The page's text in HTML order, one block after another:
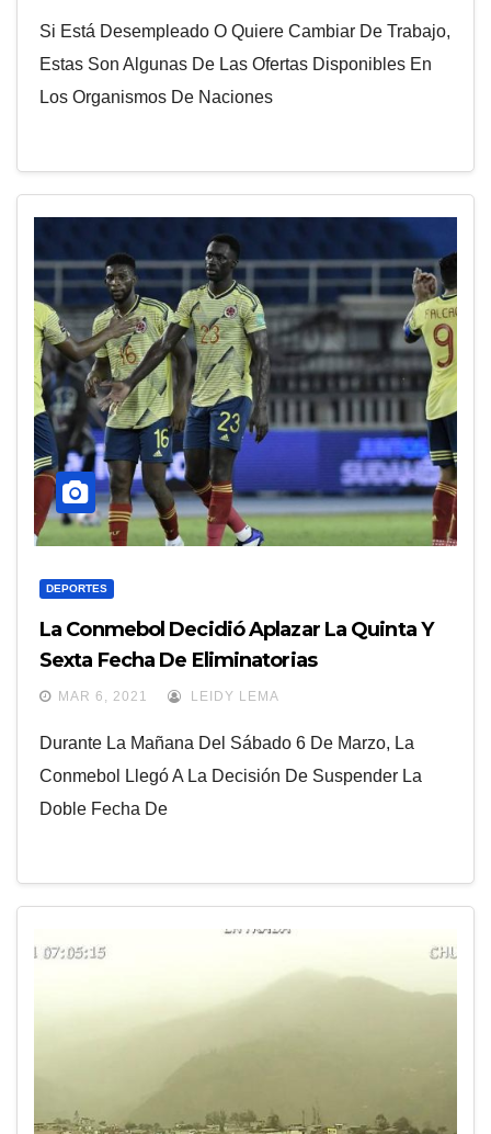
Si Está Desempleado O Quiere Cambiar De Trabajo,
Estas Son Algunas De Las Ofertas Disponibles En
Los Organismos De Naciones
DEPORTES
La Conmebol Decidió Aplazar La Quinta Y
Sexta Fecha De Eliminatorias
MAR 6, 2021 LEIDY LEMA
Durante La Mañana Del Sábado 6 De Marzo, La
Conmebol Llegó A La Decisión De Suspender La
Doble Fecha De